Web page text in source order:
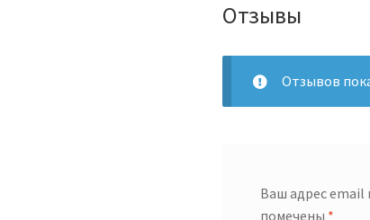
Отзывы
Отзывов
Ваш адрес email
помечены *